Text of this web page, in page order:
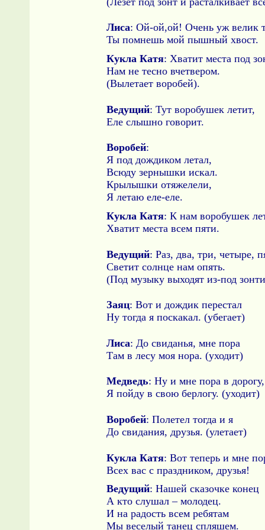
Лиса: Ой-ой,ой! Очень уж велик
Ты помнешь мой пышный хвост.
Кукла Катя: Хватит места под
Нам не тесно вчетвером.
(Вылетает воробей).
Ведущий: Тут воробушек летит,
Еле слышно говорит.
Воробей:
Я под дождиком летал,
Всюду зернышки искал.
Крылышки отяжелели,
Я летаю еле-еле.
Кукла Катя: К нам воробушек
Хватит места всем пяти.
Ведущий: Раз, два, три, четыре,
Светит солнце нам опять.
(Под музыку выходят из-под
Заяц: Вот и дождик перестал
Ну тогда я поскакал. (убегает)
Лиса: До свиданья, мне пора
Там в лесу моя нора. (уходит)
Медведь: Ну и мне пора в дорогу,
Я пойду в свою берлогу. (уходит)
Воробей: Полетел тогда и я
До свидания, друзья. (улетает)
Кукла Катя: Вот теперь и мне
Всех вас с праздником, друзья!
Ведущий: Нашей сказочке конец
А кто слушал – молодец.
И на радость всем ребятам
Мы веселый танец спляшем.